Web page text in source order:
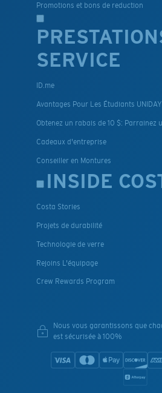
Promotions et bons de reduction
SERVICE
ID.me
Avantages Pour Les Étudiants
Obtenez un rabais de 10 $: Parrainez
Cadeaux d'entreprise
Conseiller en Montures
INSIDE
Costa Stories
Projets de durabilité
Technologie de verre
Rejoins L'équipage
Crew Rewards Program
Nous vous garantissons que
est sécurisée à 100%